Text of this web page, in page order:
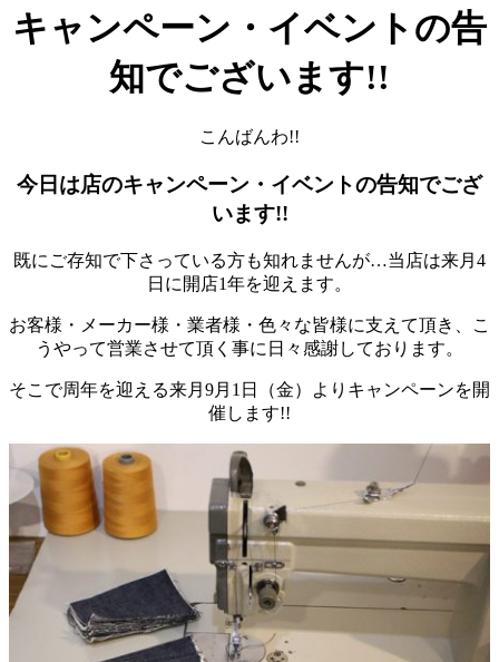
キャンペーン・イベントの告
知でございます!!
こんばんわ!!
今日は店のキャンペーン・イベントの告知でござ
います!!
既にご存知で下さっている方も知れませんが…当店は来月4
日に開店1年を迎えます。
お客様・メーカー様・業者様・色々な皆様に支えて頂き、こ
うやって営業させて頂く事に日々感謝しております。
そこで周年を迎える来月9月1日（金）よりキャンペーンを開
催します!!